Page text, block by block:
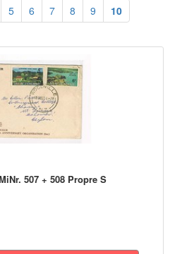
5 6 7 8 9 10
507 + 508 Propre S